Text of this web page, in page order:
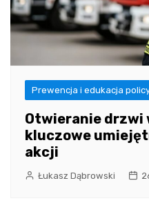
Prewencja i edukacja
Otwieranie drzwi
kluczowe
akcji
Łukasz Dąbrowski